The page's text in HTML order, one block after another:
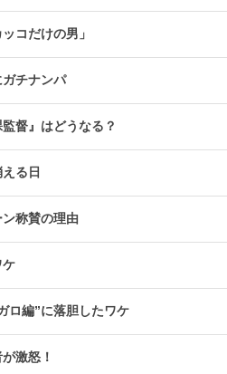
コだけの男」
チナンパ
督』はどうなる？
る日
称賛の理由
ケ
ロ編”に落胆したワケ
激怒！